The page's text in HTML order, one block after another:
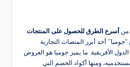
من أسرع الطرق للحصول على المنتجات
“جوميا” أحد أبرز المنصات التجارية
الأفريقية. ما يميز جوميا هو العروض
ومنها أكواد الخصم التي